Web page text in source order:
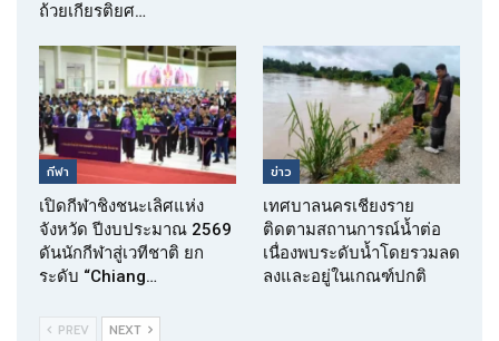
ถ้วยเกียรติยศ…
กีฬา
เปิดกีฬาชิงชนะเลิศแห่ง
จังหวัด ปีงบประมาณ 2569
ดันนักกีฬาสู่เวทีชาติ ยก
ระดับ “Chiang…
ข่าว
เทศบาลนครเชียงราย
ติดตามสถานการณ์น้ำต่อ
เนื่องพบระดับน้ำโดยรวมลด
ลงและอยู่ในเกณฑ์ปกติ
PREV NEXT